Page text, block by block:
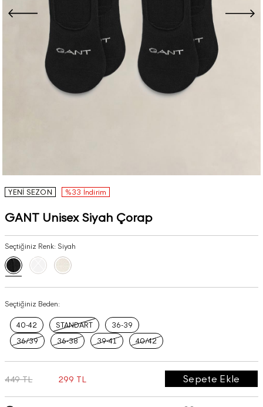
YENİ SEZON %33 İndirim
GANT Unisex Siyah Çorap
Seçtiğiniz Renk: Siyah
Seçtiğiniz Beden:
40-42 STANDART
36-39
36/39
36-38 39-41 40/42
449 TL 299 TL Sepete Ekle